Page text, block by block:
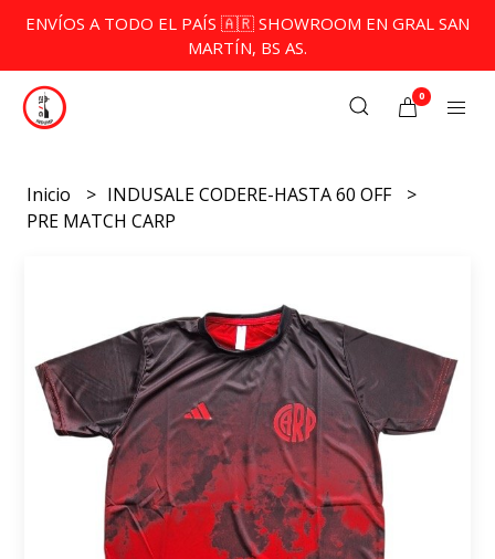
ENVÍOS A TODO EL PAÍS 🇦🇷 SHOWROOM EN GRAL SAN
MARTÍN, BS AS.
0
Inicio
INDUSALE CODERE-HASTA 60 OFF
PRE MATCH CARP